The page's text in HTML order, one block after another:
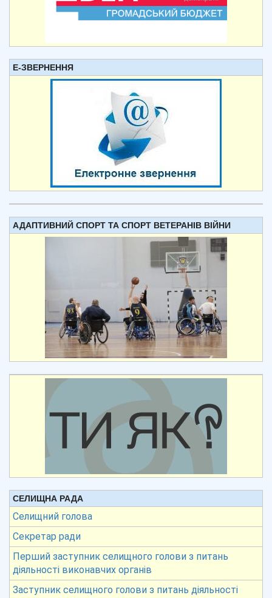
Е-ЗВЕРНЕННЯ
АДАПТИВНИЙ СПОРТ ТА СПОРТ ВЕТЕРАНІВ ВІЙНИ
СЕЛИЩНА РАДА
Селищний голова
Секретар ради
Перший заступник селищного голови з питань
діяльності виконавчих органів
Заступник селищного голови з питань діяльності